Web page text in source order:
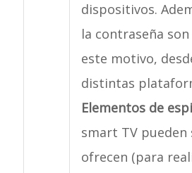
dispositivos.
la contraseña
este motivo,
distintas
Elementos de
smart TV
ofrecen (para